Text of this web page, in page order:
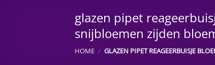
glazen pipet
snijbloemen zijden
HOME / GLAZEN PIPET REAGEERBUISJE